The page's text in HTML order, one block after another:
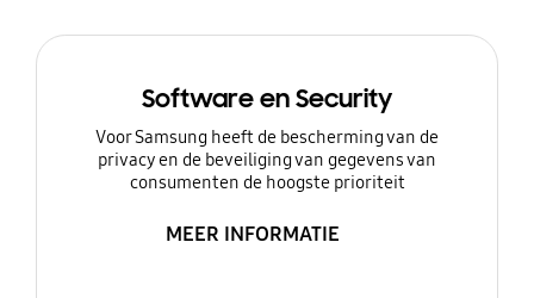
Software en Security
Voor Samsung heeft de bescherming van de
privacy en de beveiliging van gegevens van
consumenten de hoogste prioriteit
MEER INFORMATIE